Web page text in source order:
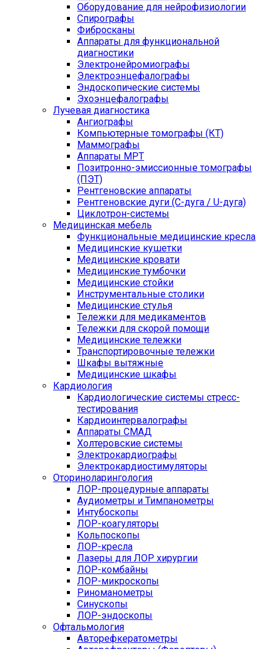
Оборудование для нейрофизиологии
Спирографы
Фибросканы
Аппараты для функциональной
диагностики
Электронейромиографы
Электроэнцефалографы
Эндоскопические системы
Эхоэнцефалографы
Лучевая диагностика
Ангиографы
Компьютерные томографы (КТ)
Маммографы
Аппараты МРТ
Позитронно-эмиссионные томографы
(ПЭТ)
Рентгеновские аппараты
Рентгеновские дуги (С-дуга / U-дуга)
Циклотрон-системы
Медицинская мебель
Функциональные медицинские кресла
Медицинские кушетки
Медицинские кровати
Медицинские тумбочки
Медицинские стойки
Инструментальные столики
Медицинские стулья
Тележки для медикаментов
Тележки для скорой помощи
Медицинские тележки
Транспортировочные тележки
Шкафы вытяжные
Медицинские шкафы
Кардиология
Кардиологические системы стресс-
тестирования
Кардиоинтервалографы
Аппараты СМАД
Холтеровские системы
Электрокардиографы
Электрокардиостимуляторы
Оториноларингология
ЛОР-процедурные аппараты
Аудиометры и Тимпанометры
Интубоскопы
ЛОР-коагуляторы
Кольпоскопы
ЛОР-кресла
Лазеры для ЛОР хирургии
ЛОР-комбайны
ЛОР-микроскопы
Риноманометры
Синускопы
ЛОР-эндоскопы
Офтальмология
Авторефкератометры